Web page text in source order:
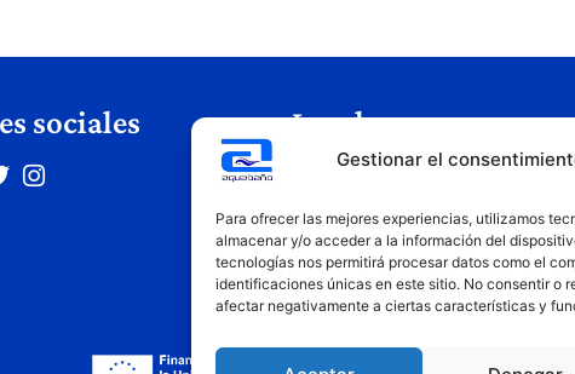
Gestionar el
Para ofrecer las mejores experiencias, utilizamos
almacenar y/o acceder a la información del
tecnologías nos permitirá procesar datos como el
identificaciones únicas en este sitio. No consentir o
afectar negativamente a ciertas características y
sociales Legal
Política de privacidad
Política de cookies
Condiciones de uso